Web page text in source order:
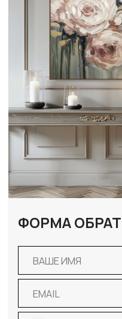
Я ДАЮ СОГЛАСИЕ НА
ПЕРСОНАЛЬНЫХ
ПОЛИТИКОЙ
ДАННЫХ
ОТПРАВИТЬ